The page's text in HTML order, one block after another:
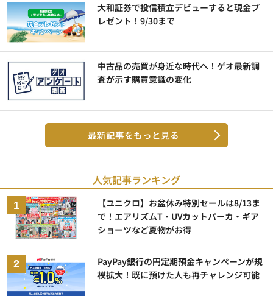
大和証券で投信積立デビューすると現金プ
レゼント！9/30まで
中古品の売買が身近な時代へ！ゲオ最新調
査が示す購買意識の変化
最新記事をもっと見る
人気記事ランキング
【ユニクロ】お盆休み特別セールは8/13ま
で！エアリズムT・UVカットパーカ・ギア
ショーツなど夏物がお得
PayPay銀行の円定期預金キャンペーンが規
模拡大！既に預けた人も再チャレンジ可能